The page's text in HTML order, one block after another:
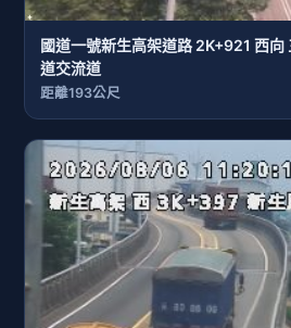
國道一號新生高架道路 2K+921 西向
道交流道
距離193公尺